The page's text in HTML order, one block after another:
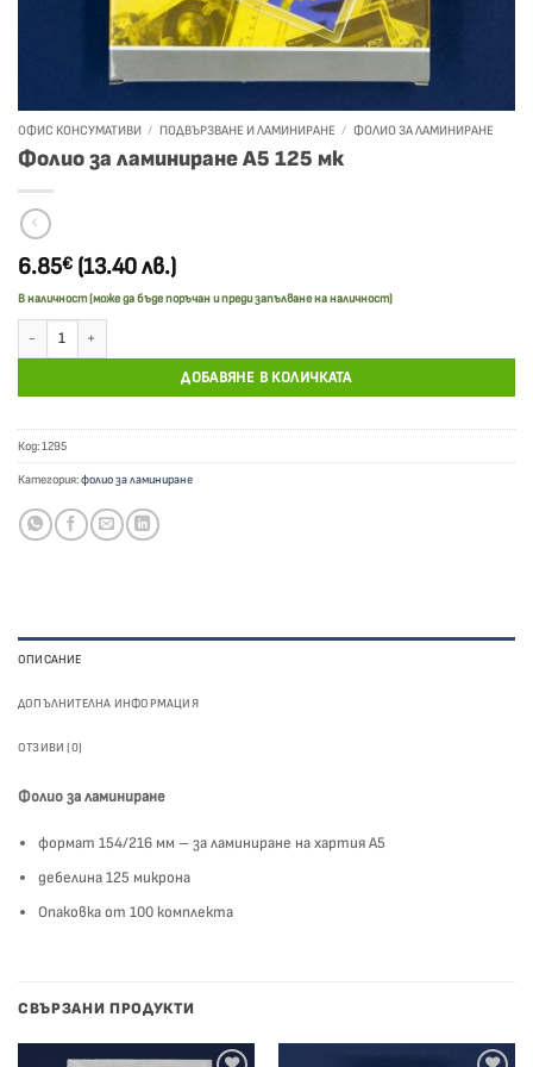
ОФИС КОНСУМАТИВИ / ПОДВЪРЗВАНЕ И ЛАМИНИРАНЕ / ФОЛИО ЗА ЛАМИНИРАНЕ
Фолио за ламиниране А5 125 мк
6.85€ (13.40 лв.)
В наличност (може да бъде поръчан и преди запълване на наличност)
количество за Фолио за ламиниране А5 125 мк
ДОБАВЯНЕ В КОЛИЧКАТА
Код:1295
Категория:фолио за ламиниране
ОПИСАНИЕ
ДОПЪЛНИТЕЛНА ИНФОРМАЦИЯ
ОТЗИВИ (0)
Фолио за ламиниране
формат 154/216 мм – за ламиниране на хартия А5
дебелина 125 микрона
Опаковка от 100 комплекта
СВЪРЗАНИ ПРОДУКТИ